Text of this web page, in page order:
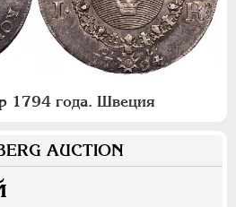
1794 года. Швеция
AUCTION